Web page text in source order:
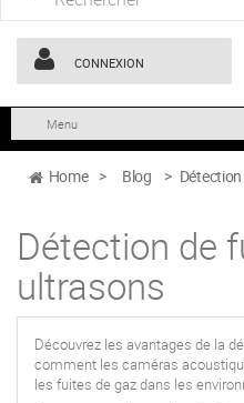
CONNEXION
Menu
Home > Blog >
Détection de
ultrasons
Découvrez les avantages de la
comment les caméras
les fuites de gaz dans les